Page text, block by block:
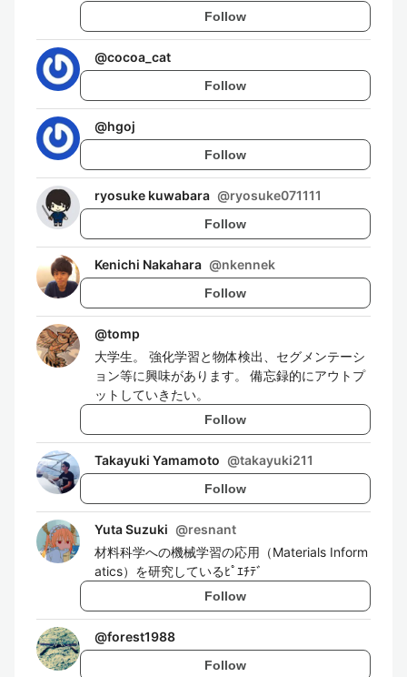
Follow
@cocoa_cat
Follow
@hgoj
Follow
ryosuke kuwabara @ryosuke071111
Follow
Kenichi Nakahara @nkennek
Follow
@tomp
大学生。 強化学習と物体検出、セグメンテーシ
ョン等に興味があります。 備忘録的にアウトプ
ットしていきたい。
Follow
Takayuki Yamamoto @takayuki211
Follow
Yuta Suzuki @resnant
材料科学への機械学習の応用（Materials Inform
atics）を研究しているﾋﾟｴﾁﾃﾞ
Follow
@forest1988
Follow